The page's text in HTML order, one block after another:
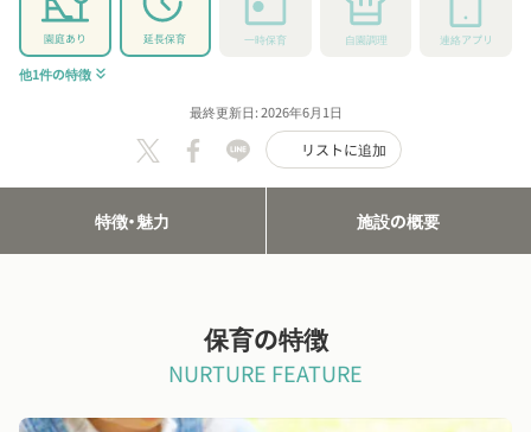
園庭あり 延長保育 一時保育 自園調理 連絡アプリ
他1件の特徴 keyboard_double_arrow_down
最終更新日: 2026年6月1日
リストに追加
特徴・魅力 施設の概要
保育の特徴
NURTURE FEATURE